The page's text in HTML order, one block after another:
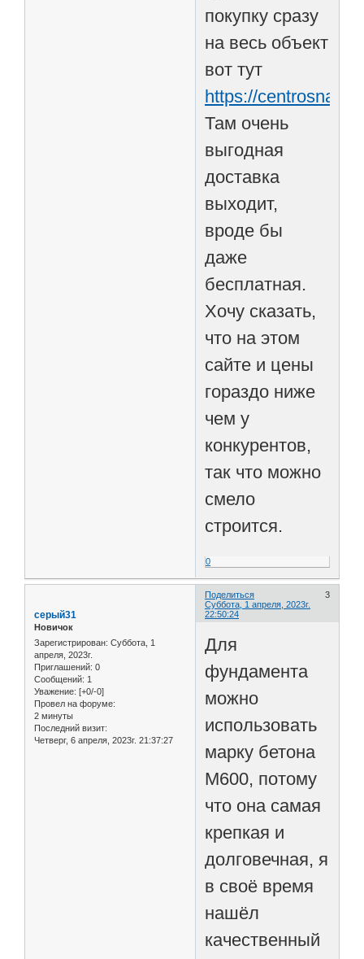
покупку сразу
на весь объект
вот тут
https://
Там очень
выгодная
доставка
выходит,
вроде бы
даже
бесплатная.
Хочу сказать,
что на этом
сайте и цены
гораздо ниже
чем у
конкурентов,
так что можно
смело
строится.
0
Поделиться
3
Суббота, 1 апреля, 2023г.
22:50:24
серый31
Новичок
Зарегистрирован: Суббота, 1
апреля, 2023г.
Приглашений: 0
Сообщений: 1
Уважение: [+0/-0]
Провел на форуме:
2 минуты
Последний визит:
Четверг, 6 апреля, 2023г. 21:37:27
Для
фундамента
можно
использовать
марку бетона
М600, потому
что она самая
крепкая и
долговечная, я
в своё время
нашёл
качественный